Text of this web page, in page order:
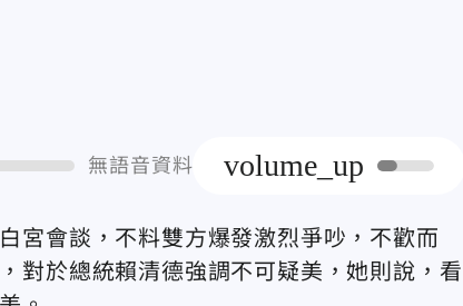
無語音資料 volume_up
宮會談，不料雙方爆發激烈爭吵，不歡而
對於總統賴清德強調不可疑美，她則說，看